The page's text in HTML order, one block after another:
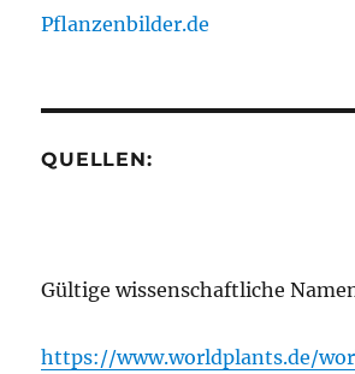
Pflanzenbilder.de
QUELLEN:
Gültige wissenschaftliche
https://www.worldplants.de/